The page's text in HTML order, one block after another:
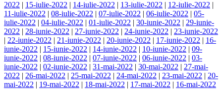
2022 | 15-iulie-2022 | 14-iulie-2022 | 13-iulie-2022 | 12-iulie-2022 |
11-iulie-2022 | 08-iulie-2022 | 07-iulie-2022 | 06-iulie-2022 | 05-
iulie-2022 | 04-iulie-2022 | 01-iulie-2022 | 30-iunie-2022 | 29-iunie-
2022 | 28-iunie-2022 | 27-iunie-2022 | 24-iunie-2022 | 23-iunie-2022
| 22-iunie-2022 | 21-iunie-2022 | 20-iunie-2022 | 17-iunie-2022 | 16-
iunie-2022 | 15-iunie-2022 | 14-iunie-2022 | 10-iunie-2022 | 09-
iunie-2022 | 08-iunie-2022 | 07-iunie-2022 | 06-iunie-2022 | 03-
iunie-2022 | 02-iunie-2022 | 31-mai-2022 | 30-mai-2022 | 27-mai-
2022 | 26-mai-2022 | 25-mai-2022 | 24-mai-2022 | 23-mai-2022 | 20-
mai-2022 | 19-mai-2022 | 18-mai-2022 | 17-mai-2022 | 16-mai-2022